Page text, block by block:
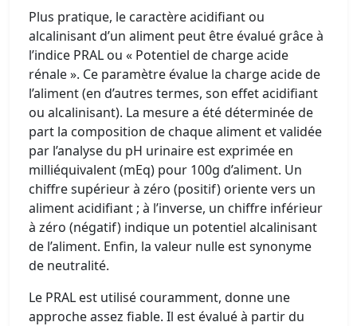
Plus pratique, le caractère acidifiant ou
alcalinisant d’un aliment peut être évalué grâce à
l’indice PRAL ou « Potentiel de charge acide
rénale ». Ce paramètre évalue la charge acide de
l’aliment (en d’autres termes, son effet acidifiant
ou alcalinisant). La mesure a été déterminée de
part la composition de chaque aliment et validée
par l’analyse du pH urinaire est exprimée en
milliéquivalent (mEq) pour 100g d’aliment. Un
chiffre supérieur à zéro (positif) oriente vers un
aliment acidifiant ; à l’inverse, un chiffre inférieur
à zéro (négatif) indique un potentiel alcalinisant
de l’aliment. Enfin, la valeur nulle est synonyme
de neutralité.
Le PRAL est utilisé couramment, donne une
approche assez fiable. Il est évalué à partir du